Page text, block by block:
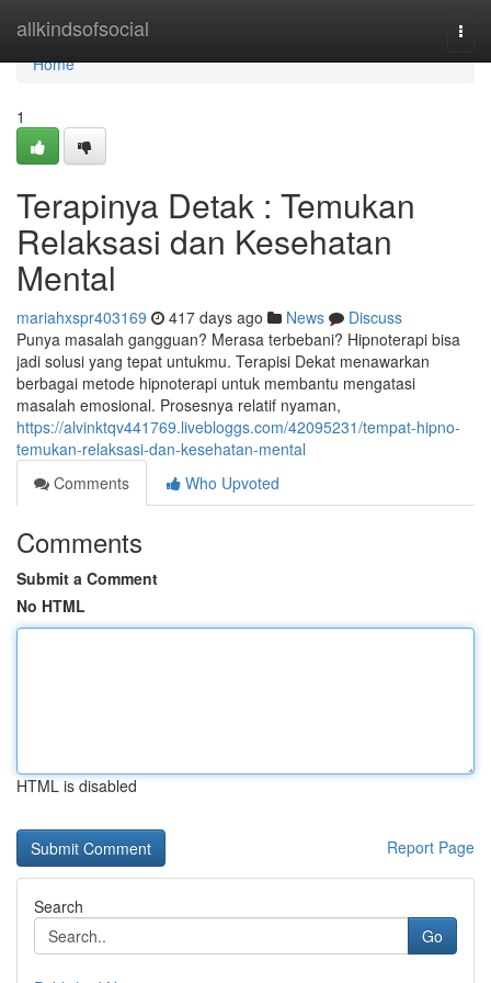
allkindsofsocial
Home
Home
1
Terapinya Detak : Temukan
Relaksasi dan Kesehatan
Mental
mariahxspr403169 417 days ago News
Discuss
Punya masalah gangguan? Merasa terbebani? Hipnoterapi bisa
jadi solusi yang tepat untukmu. Terapisi Dekat menawarkan
berbagai metode hipnoterapi untuk membantu mengatasi
masalah emosional. Prosesnya relatif nyaman,
https://alvinktqv441769.livebloggs.com/42095231/tempat-hipno-
temukan-relaksasi-dan-kesehatan-mental
Comments
Who Upvoted
Comments
Submit a Comment
No HTML
HTML is disabled
Report Page
Search
Go